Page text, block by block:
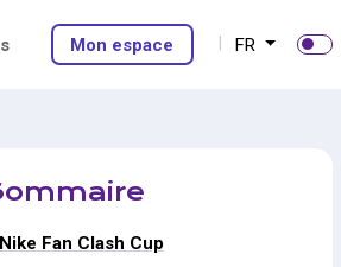
Mon espace FR
Nike Fan Clash Cup